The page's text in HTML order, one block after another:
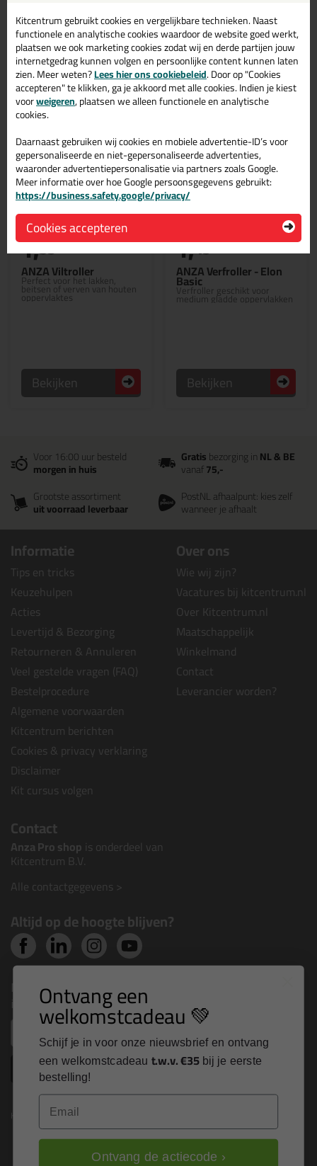
Gerelateerde producten
ANZA Viltroller
Perfect voor het lakken,
beitsen of verven van houten
oppervlaktes
1,59
Bekijken
ANZA Verfroller - Elon
Basic
Verfroller geschikt voor
medium gladde oppervlakken
1,49
Bekijken
Voor 16:00 uur besteld
morgen in huis
Gratisbezorging inNL & BE
vanaf75,-
Grootste assortiment
uit voorraad leverbaar
PostNL afhaalpunt: kies zelf
wanneer je afhaalt
Informatie
Tips en tricks
Keuzehulpen
Acties
Levertijd & Bezorging
Retourneren & Annuleren
Veel gestelde vragen (FAQ)
Bestelprocedure
Algemene voorwaarden
Kitcentrum berichten
Cookies & privacy verklaring
Disclaimer
Kit cursus volgen
Over ons
Wie wij zijn?
Vacatures bij kitcentrum.nl
Over Kitcentrum.nl
Maatschappelijk
Winkelmand
Contact
Leverancier worden?
Contact
Anza Pro shop is onderdeel van
Kitcentrum B.V.
Alle contactgegevens >
Altijd op de hoogte blijven?
Nieuws, tips en exclusieve deals rechtstreeks in je
inbox
Inschrijven
Kitcentrum is trots op:
Kitcentrum gebruikt cookies en vergelijkbare technieken. Naast
functionele en analytische cookies waardoor de website goed werkt,
plaatsen we ook marketing cookies zodat wij en derde partijen jouw
internetgedrag kunnen volgen en persoonlijke content kunnen laten
zien. Meer weten?Lees hier ons cookiebeleid. Door op "Cookies
accepteren" te klikken, ga je akkoord met alle cookies. Indien je kiest
voorweigeren, plaatsen we alleen functionele en analytische
cookies.
Daarnaast gebruiken wij cookies en mobiele advertentie-ID’s voor
gepersonaliseerde en niet-gepersonaliseerde advertenties,
waaronder advertentiepersonalisatie via partners zoals Google.
Meer informatie over hoe Google persoonsgegevens gebruikt:
https://business.safety.google/privacy/
Cookies accepteren
Ontvang een
welkomstcadeau 💚
Schijf je in voor onze nieuwsbrief en ontvang
een welkomstcadeau t.w.v. €35 bij je eerste
bestelling!
Email
Ontvang de actiecode ›